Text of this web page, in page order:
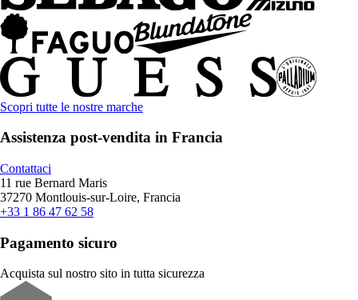
Scopri tutte le nostre marche
Assistenza post-vendita in Francia
Contattaci
11 rue Bernard Maris
37270 Montlouis-sur-Loire, Francia
+33 1 86 47 62 58
Pagamento sicuro
Acquista sul nostro sito in tutta sicurezza